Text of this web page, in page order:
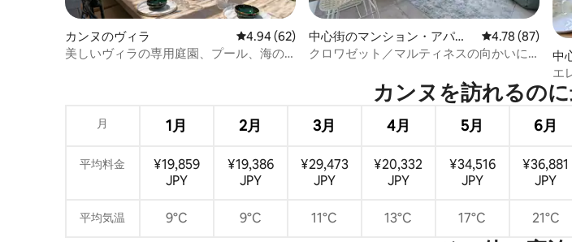
カンヌのヴィラ レビュー62件、5つ星中4.94つ星の平均評価
4.94 (62)
美しいヴィラの専用庭園、プール、海の
中心街のマンション・アパー
ト
レビュー87件
4.78 (87)
クロワゼット／マルティネスの向かいに
中
エ
ッ
カンヌを訪⁠れ⁠るの⁠
月 1月 2月 3月 4月 5月 6月
平均料金
¥19,859
JPY
¥19,386
JPY
¥29,473
JPY
¥20,332
JPY
¥34,516
JPY
¥36,881
JPY
平均気温 9°C 9°C 11°C 13°C 17°C 21°C